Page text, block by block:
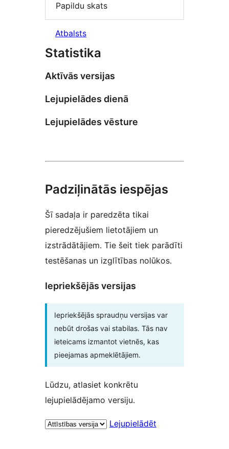
Papildu skats
Atbalsts
Statistika
Aktīvās versijas
Lejupielādes dienā
Lejupielādes vēsture
Padziļinātās iespējas
Šī sadaļa ir paredzēta tikai
pieredzējušiem lietotājiem un
izstrādātājiem. Tie šeit tiek parādīti
testēšanas un izglītības nolūkos.
Iepriekšējās versijas
Iepriekšējās spraudņu versijas var
nebūt drošas vai stabilas. Tās nav
ieteicams izmantot vietnēs, kas
pieejamas apmeklētājiem.
Lūdzu, atlasiet konkrētu
lejupielādējamo versiju.
Lejupielādēt